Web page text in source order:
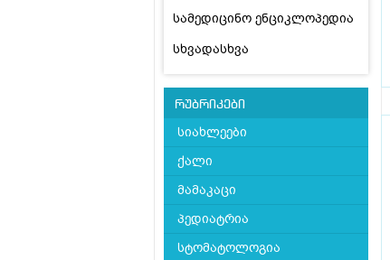
სამედიცინო ენციკლოპედია
სხვადასხვა
რუბრიკები
სიახლეები
ქალი
მამაკაცი
პედიატრია
სტომატოლოგია